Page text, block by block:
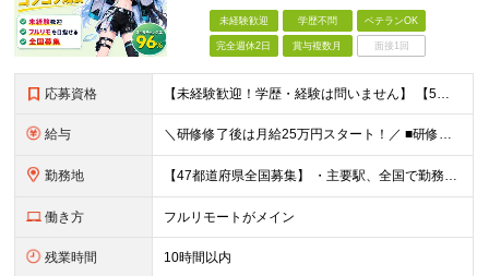
未経験歓迎 学歴不問 ベテランOK
完全週休2日 賞与複数月 面接1回
応募資格 【未経験歓迎！学歴・経験は問いません】 【5名以上の積極採用を予定！】 事業拡大中につき、 これからイラストレーターを目指したい方を積極採用中です！ 「イラストを仕事にしてみたい」 「好きなことを
給与 ＼研修修了後は月給25万円スタート！／ ■研修修了後 月給25万円＋賞与＋インセンティブ賞与 ※残業代は別途支給 ▽研修期間▽ 【未経験者】 ▶ 月給20万円～ 【固定残業代について】
勤務地 【47都道府県全国募集】 ・主要駅、全国で勤務可能！ ・どこに住んでいても応募可能！ 【東京本社】 東京都品川区東品川5-9-2 ≪リモート研修♪⾯接も基本的にオンラインで実施します≫ －主要駅
働き方 フルリモートがメイン
残業時間 10時間以内